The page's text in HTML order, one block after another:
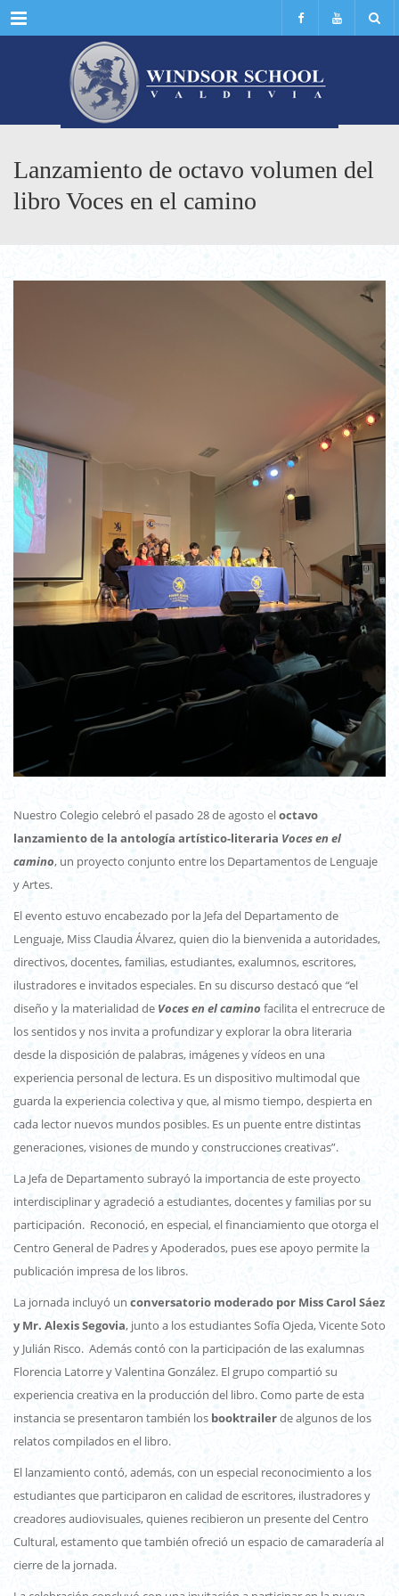
Menu
Lanzamiento de octavo volumen del
libro Voces en el camino
Nuestro Colegio celebró el pasado 28 de agosto eloctavo
lanzamiento de la antología artístico-literaria Voces en el
camino, un proyecto conjunto entre los Departamentos de Lenguaje
y Artes.
El evento estuvo encabezado por la Jefa del Departamento de
Lenguaje, Miss Claudia Álvarez, quien dio la bienvenida a autoridades,
directivos, docentes, familias, estudiantes, exalumnos, escritores,
ilustradores e invitados especiales. En su discurso destacó que “el
diseño y la materialidad de Voces en el camino facilita el entrecruce de
los sentidos y nos invita a profundizar y explorar la obra literaria
desde la disposición de palabras, imágenes y vídeos en una
experiencia personal de lectura. Es un dispositivo multimodal que
guarda la experiencia colectiva y que, al mismo tiempo, despierta en
cada lector nuevos mundos posibles. Es un puente entre distintas
generaciones, visiones de mundo y construcciones creativas”.
La Jefa de Departamento subrayó la importancia de este proyecto
interdisciplinar y agradeció a estudiantes, docentes y familias por su
participación. Reconoció, en especial, el financiamiento que otorga el
Centro General de Padres y Apoderados, pues ese apoyo permite la
publicación impresa de los libros.
La jornada incluyó un conversatorio moderado por Miss Carol Sáez
y Mr. Alexis Segovia, junto a los estudiantes Sofía Ojeda, Vicente Soto
y Julián Risco. Además contó con la participación de las exalumnas
Florencia Latorre y Valentina González. El grupo compartió su
experiencia creativa en la producción del libro. Como parte de esta
instancia se presentaron también los booktrailerde algunos de los
relatos compilados en el libro.
El lanzamiento contó, además, con un especial reconocimiento a los
estudiantes que participaron en calidad de escritores, ilustradores y
creadores audiovisuales, quienes recibieron un presente del Centro
Cultural, estamento que también ofreció un espacio de camaradería al
cierre de la jornada.